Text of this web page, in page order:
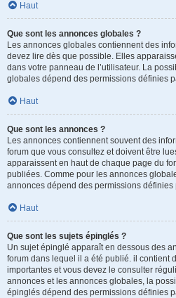
Haut
Que sont les annonces globales ?
Les annonces globales contiennent des
devez lire dès que possible. Elles
dans votre panneau de l’utilisateur. La
globales dépend des permissions définies
Haut
Que sont les annonces ?
Les annonces contiennent souvent des
forum que vous consultez et doivent être
apparaissent en haut de chaque page du
publiées. Comme pour les annonces
annonces dépend des permissions définies
Haut
Que sont les sujets épinglés ?
Un sujet épinglé apparaît en dessous des
forum dans lequel il a été publié. il contient
importantes et vous devez le consulter
annonces et les annonces globales, la
épinglés dépend des permissions définies